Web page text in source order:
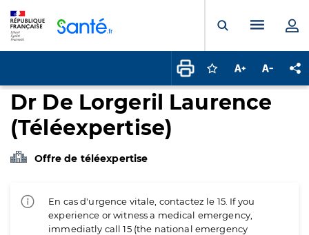
Ouvrir laMenu
Connectez-vous
Augmenter la
Dr De Lorgeril Laurence
(Téléexpertise)
Offre de téléexpertise
En cas d'urgence vitale, contactez le 15. If you
experience or witness a medical emergency,
immediatly call 15 (the national emergency